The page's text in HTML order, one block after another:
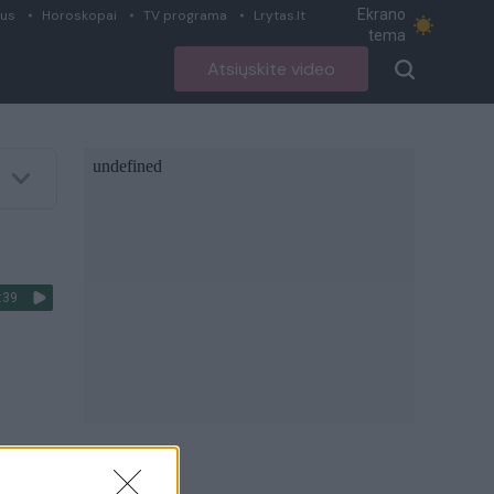
Horoskopai TV programa Lrytas.lt
Ekrano
tema
Atsiųskite video